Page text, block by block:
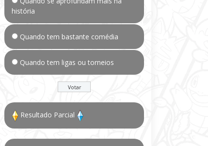
história
Quando tem bastante comédia
Quando tem ligas ou torneios
Resultado Parcial